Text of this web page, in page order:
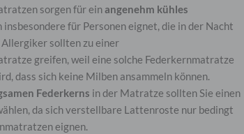
sorgen für einangenehm kühles
insbesondere für Personen eignet, die in der Nacht
sollten zu einer
greifen, weil eine solche Federkernmatratze
dass sich keine Milben ansammeln können.
Federkerns in der Matratze sollten Sie einen
da sich verstellbare Lattenroste nur bedingt
eignen.